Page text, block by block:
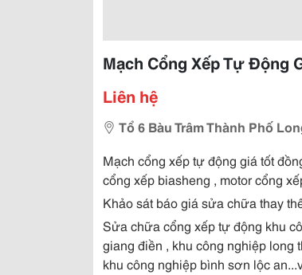
Mạch Cổng Xếp Tự Động
Liên hệ
Tổ 6 Bàu Trâm Thành Phố
Mạch cổng xếp tự động giá tốt
cổng xếp biasheng , motor cổng
Khảo sát báo giá sửa chữa thay
Sửa chữa cổng xếp tự động khu
giang điền , khu công nghiệp long
khu công nghiệp bình sơn lộc